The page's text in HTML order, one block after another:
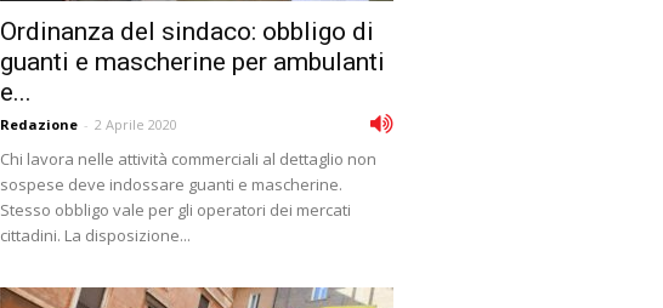
Ordinanza del sindaco: obbligo di
guanti e mascherine per ambulanti
e...
Redazione - 2 Aprile 2020
Chi lavora nelle attività commerciali al dettaglio non
sospese deve indossare guanti e mascherine.
Stesso obbligo vale per gli operatori dei mercati
cittadini. La disposizione...